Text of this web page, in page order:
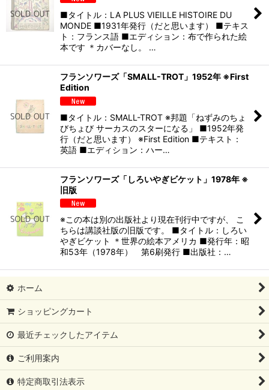
■タイトル：LA PLUS VIEILLE HISTOIRE DU
MONDE ■1931年発行（だと思います） ■テキス
ト：フランス語 ■エディション：布で作られた絵
本です ＊カバーなし。 …
フランソワーズ「SMALL-TROT」1952年 ※First
Edition
■タイトル：SMALL-TROT ※邦題「ねずみのちょ
びちょび サーカスのスターになる」 ■1952年発
行（だと思います） ※First Edition ■テキスト：
英語 ■エディション：ハー…
フランソワーズ「しろいやぎビケット」1978年 ※
旧版
※この本は別の出版社より現在刊行中ですが、 こ
ちらは講談社版の旧版です。 ■タイトル：しろい
やぎビケット ＊世界の絵本アメリカ ■発行年：昭
和53年（1978年） 第6刷発行 ■出版社：…
ホーム
ショッピングカート
最近チェックしたアイテム
ご利用案内
特定商取引法表示